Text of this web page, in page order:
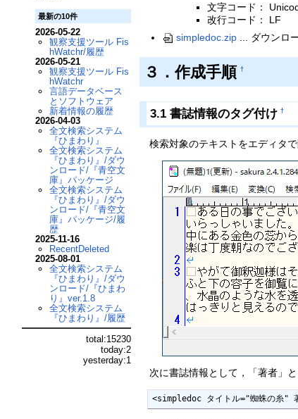
文字コード：
改行コード： LF
simpledoc.zip... ダウンロ
３．作成手順 †
3.1 書誌情報のタグ付け †
検索対象のテキストをエディタ
次に書誌情報として，「著者」と
<simpledoc タイトル="蜘蛛の糸"
最新の10件
2026-05-22
観察支援ツール Fis
hWatchr/履歴
2026-05-21
観察支援ツール Fis
hWatchr
言語データベース
とソフトウェア
新着情報の履歴
2026-04-03
全文検索システム
『ひまわり』
全文検索システム
『ひまわり』/ダウ
ンロード/『青空文
庫』パッケージ
全文検索システム
『ひまわり』/ダウ
ンロード/『青空文
庫』パッケージ/履
歴
2025-11-16
RecentDeleted
2025-08-01
全文検索システム
『ひまわり』/ダウ
ンロード/『ひまわ
り』ver.1.8
全文検索システム
『ひまわり』/履歴
total:15230
today:2
yesterday:1